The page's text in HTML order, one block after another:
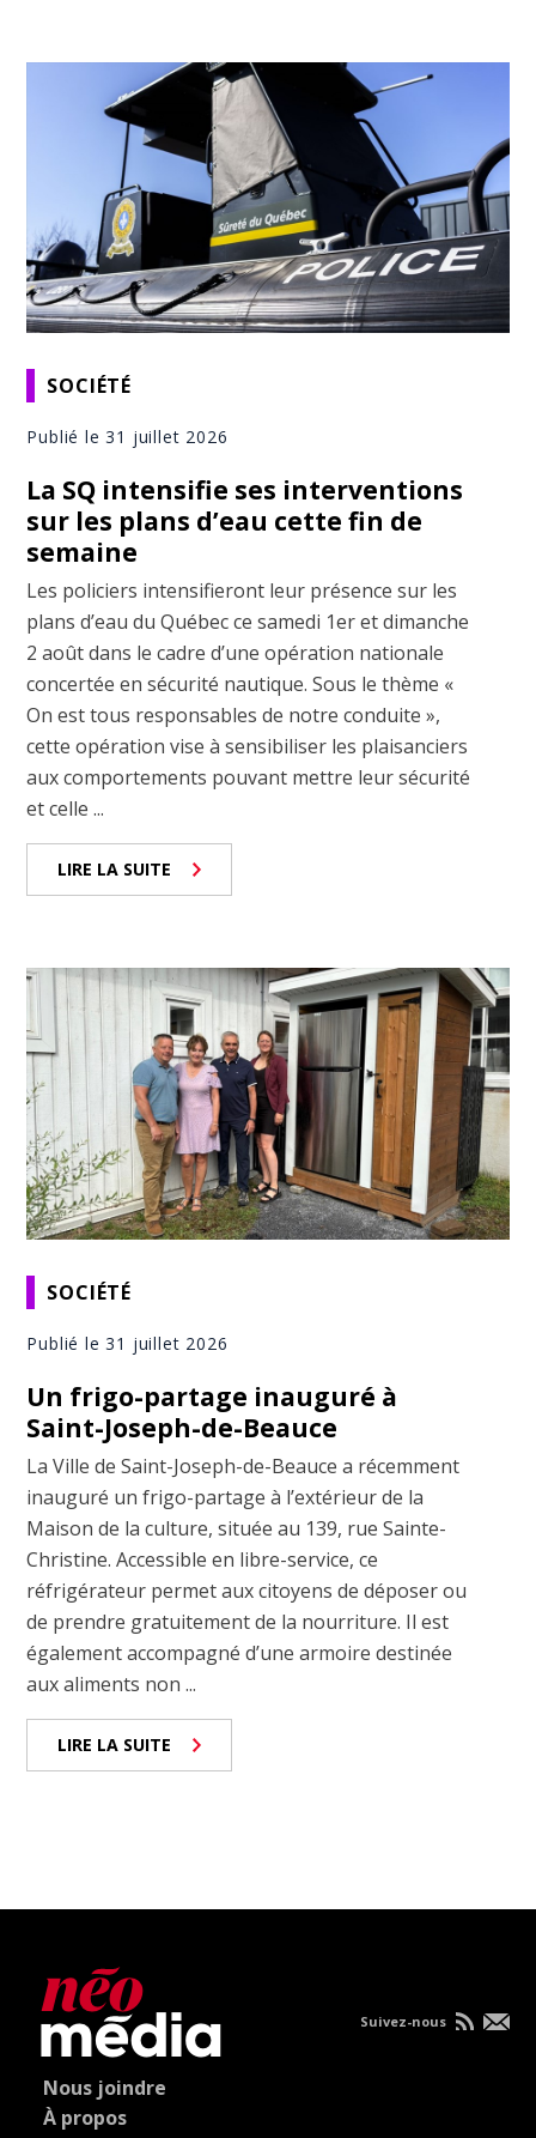
SOCIÉTÉ
Publié le 31 juillet 2026
La SQ intensifie ses interventions
sur les plans d’eau cette fin de
semaine
Les policiers intensifieront leur présence sur les
plans d’eau du Québec ce samedi 1er et dimanche
2 août dans le cadre d’une opération nationale
concertée en sécurité nautique. Sous le thème «
On est tous responsables de notre conduite »,
cette opération vise à sensibiliser les plaisanciers
aux comportements pouvant mettre leur sécurité
et celle ...
LIRE LA SUITE
SOCIÉTÉ
Publié le 31 juillet 2026
Un frigo-partage inauguré à
Saint-Joseph-de-Beauce
La Ville de Saint-Joseph-de-Beauce a récemment
inauguré un frigo-partage à l’extérieur de la
Maison de la culture, située au 139, rue Sainte-
Christine. Accessible en libre-service, ce
réfrigérateur permet aux citoyens de déposer ou
de prendre gratuitement de la nourriture. Il est
également accompagné d’une armoire destinée
aux aliments non ...
LIRE LA SUITE
Nous joindre
À propos
Suivez-nous